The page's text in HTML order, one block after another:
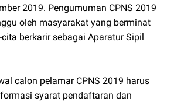
2019. Pengumuman CPNS 2019
oleh masyarakat yang berminat
berkarir sebagai Aparatur Sipil
calon pelamar CPNS 2019 harus
syarat pendaftaran dan